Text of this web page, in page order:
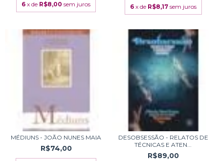
6 x de R$8,00 sem juros 6 x de R$8,17 sem juros
MÉDIUNS - JOÃO NUNES MAIA
R$74,00
DESOBSESSÃO - RELATOS DE
TÉCNICAS E ATEN...
R$89,00